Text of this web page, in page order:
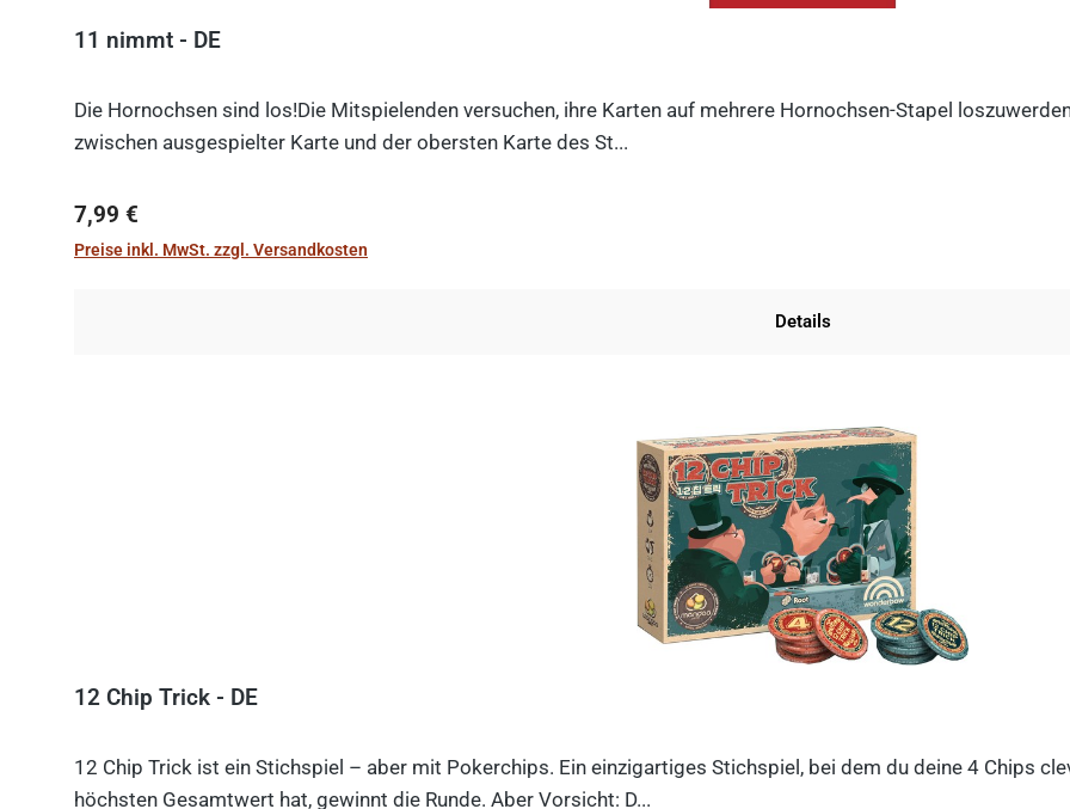
11 nimmt - DE
Die Hornochsen sind los!Die Mitspielenden versuchen, ihre Karten auf mehrere Hornochsen-Stapel
zwischen ausgespielter Karte und der obersten Karte des St...
Regulärer Preis:
7,99 €
Preise inkl. MwSt. zzgl. Versandkosten
Details
12 Chip Trick - DE
12 Chip Trick ist ein Stichspiel – aber mit Pokerchips. Ein einzigartiges Stichspiel, bei dem du deine 4 Chips
höchsten Gesamtwert hat, gewinnt die Runde. Aber Vorsicht: D...